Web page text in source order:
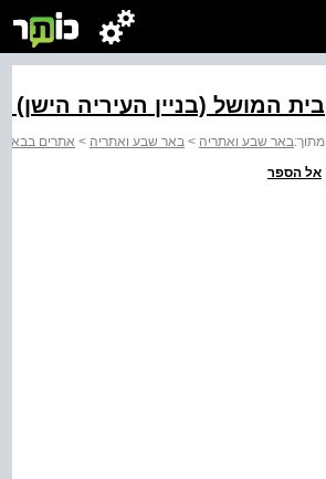
בית המושל (בניין העיריה הישן)
מתוך:באר שבע ואתריה > באר שבע ואתריה > אתרים בבאר
אל הספר